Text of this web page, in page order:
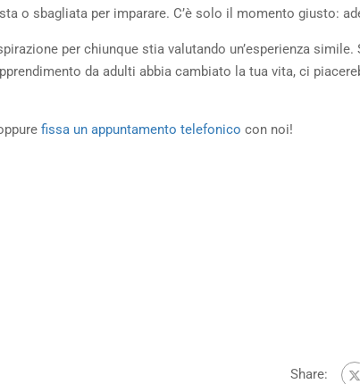
o sbagliata per imparare. C’è solo il momento giusto:
per chiunque stia valutando un’esperienza simile.
da adulti abbia cambiato la tua vita, ci
fissa un appuntamento telefonico con noi!
Share: